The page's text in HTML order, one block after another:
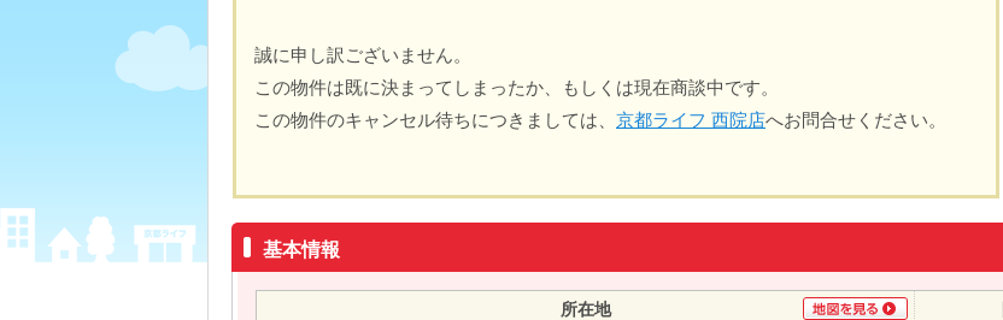
誠に申し訳ございません。
この物件は既に決まってしまったか、もしくは現在商談中です。
この物件のキャンセル待ちにつきましては、 京都ライフ 西院店へお問合せください。
基本情報
所在地